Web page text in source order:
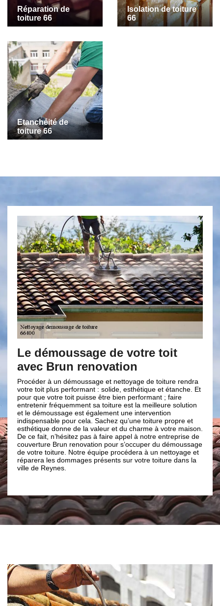
Réparation de
toiture 66
Isolation de toiture
66
Etanchéité de
toiture 66
de votre toit
renovation
un démoussage et nettoyage de toiture rendra
performant : solide, esthétique et étanche. Et
toit puisse être bien performant ; faire
sa toiture est la meilleure solution
est également une intervention
pour cela. Sachez qu’une toiture propre et
donne de la valeur et du charme à votre maison.
n’hésitez pas à faire appel à notre entreprise de
Brun renovation pour s’occuper du démoussage
Notre équipe procédera à un nettoyage et
dommages présents sur votre toiture dans la
Solliciter
toiture à
C’est absolument
toitures au fil des
merveille, il faut
vas engendrer.
des professionnels
C’est l’une de
en matière de devis
toiture. Avec le
peut vous donnez
devis de votre